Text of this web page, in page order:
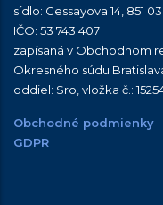
sídlo: Gessayova 14, 851
IČO: 53 743 407
zapísaná v Obchodnom
Okresného súdu
oddiel: Sro, vložka č.:
Obchodné podmienky
GDPR